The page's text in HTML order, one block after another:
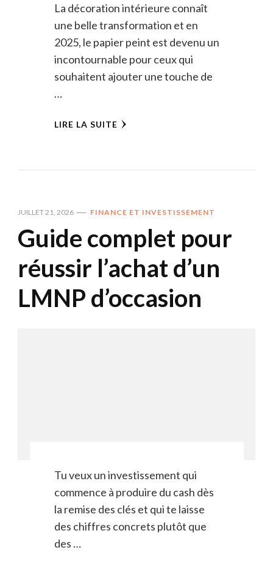
La décoration intérieure connaît
une belle transformation et en
2025, le papier peint est devenu un
incontournable pour ceux qui
souhaitent ajouter une touche de
…
LIRE LA SUITE
JUILLET 21, 2026 FINANCE ET INVESTISSEMENT
Guide complet pour
réussir l’achat d’un
LMNP d’occasion
Tu veux un investissement qui
commence à produire du cash dès
la remise des clés et qui te laisse
des chiffres concrets plutôt que
des …